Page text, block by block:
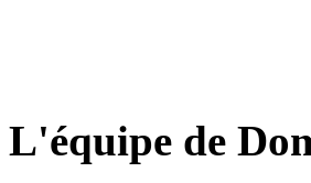
L'équipe de